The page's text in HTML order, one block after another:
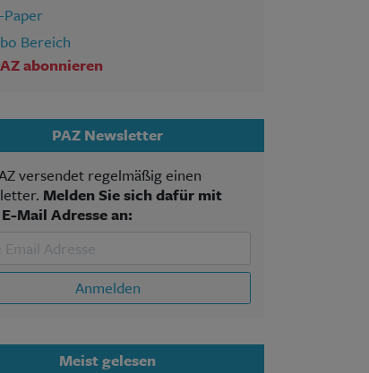
Paper
Bereich
abonnieren
PAZ Newsletter
versendet regelmäßig einen
Melden Sie sich dafür mit
Mail Adresse an:
Anmelden
Meist gelesen